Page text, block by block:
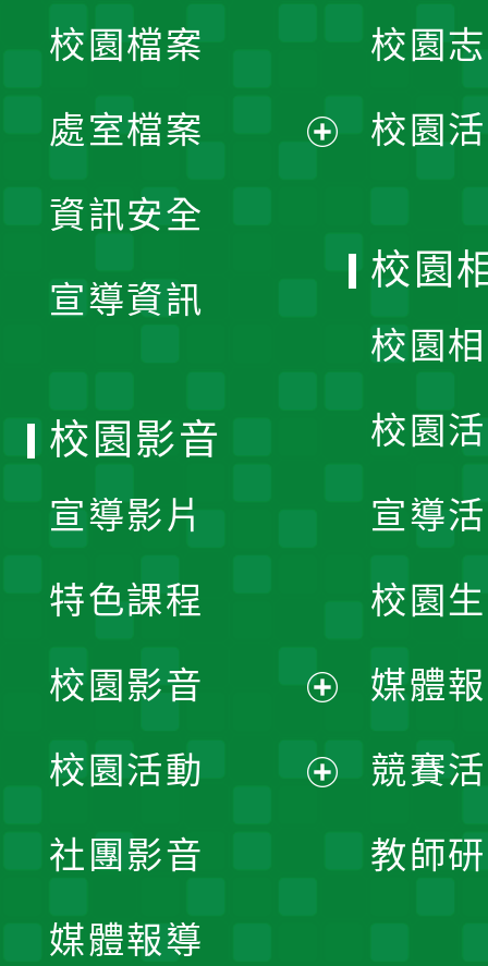
單
校園檔案
處室檔案
資訊安全
宣導資訊
校園
校園
校園
校園
校園
宣導
校園
媒體
競賽
教師
校園影音
宣導影片
特色課程
校園影音
開
校園活動
社團影音
媒體報導